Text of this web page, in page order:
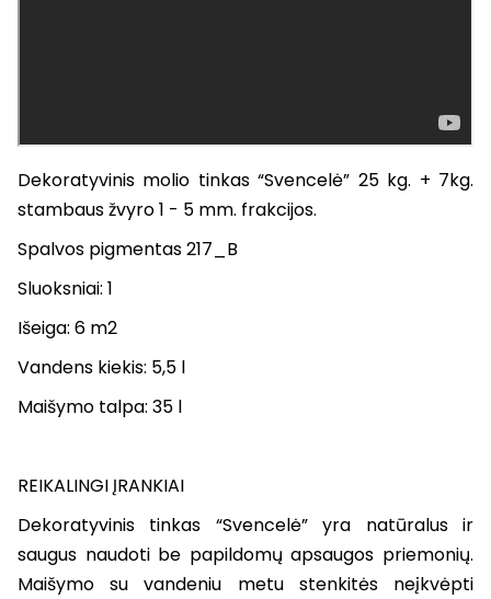
Dekoratyvinis molio tinkas “Svencelė” 25 kg. + 7kg.
stambaus žvyro 1 - 5 mm. frakcijos.
Spalvos pigmentas 217_B
Sluoksniai: 1
Išeiga: 6 m2
Vandens kiekis: 5,5 l
Maišymo talpa: 35 l
REIKALINGI ĮRANKIAI
Dekoratyvinis tinkas “Svencelė” yra natūralus ir
saugus naudoti be papildomų apsaugos priemonių.
Maišymo su vandeniu metu stenkitės neįkvėpti